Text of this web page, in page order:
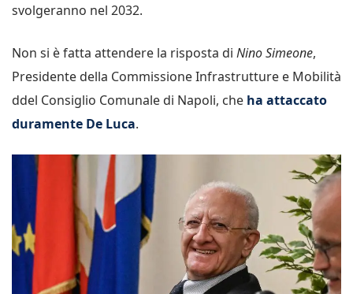
svolgeranno nel 2032.
Non si è fatta attendere la risposta di Nino Simeone,
Presidente della Commissione Infrastrutture e Mobilità
ddel Consiglio Comunale di Napoli, che ha attaccato
duramente De Luca.